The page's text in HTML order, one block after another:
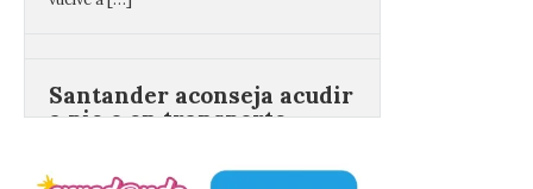
Santander aconseja acudir
vehículo privado para el
eclipse